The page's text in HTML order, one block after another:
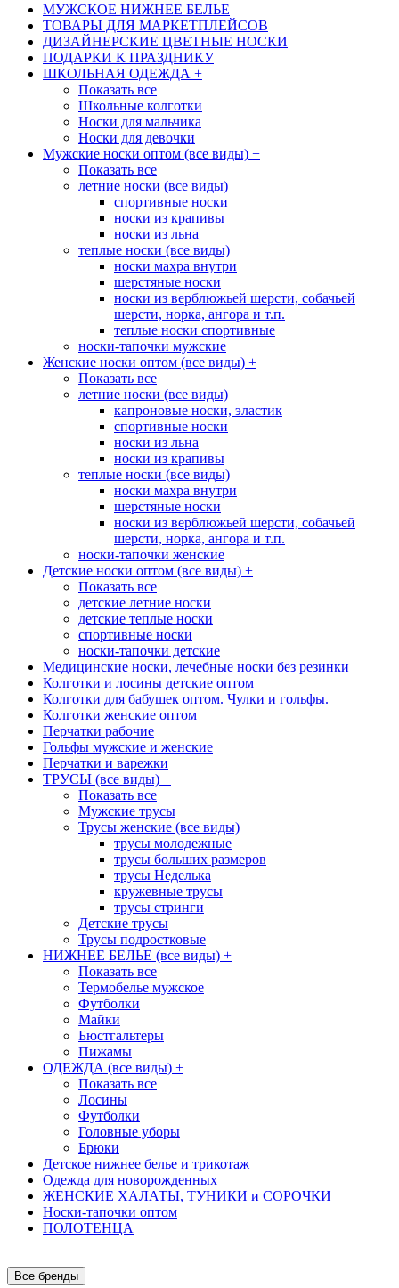
МУЖСКОЕ НИЖНЕЕ БЕЛЬЕ
ТОВАРЫ ДЛЯ МАРКЕТПЛЕЙСОВ
ДИЗАЙНЕРСКИЕ ЦВЕТНЫЕ НОСКИ
ПОДАРКИ К ПРАЗДНИКУ
ШКОЛЬНАЯ ОДЕЖДА +
Показать все
Школьные колготки
Носки для мальчика
Носки для девочки
Мужские носки оптом (все виды) +
Показать все
летние носки (все виды)
спортивные носки
носки из крапивы
носки из льна
теплые носки (все виды)
носки махра внутри
шерстяные носки
носки из верблюжьей шерсти, собачьей
шерсти, норка, ангора и т.п.
теплые носки спортивные
носки-тапочки мужские
Женские носки оптом (все виды) +
Показать все
летние носки (все виды)
капроновые носки, эластик
спортивные носки
носки из льна
носки из крапивы
теплые носки (все виды)
носки махра внутри
шерстяные носки
носки из верблюжьей шерсти, собачьей
шерсти, норка, ангора и т.п.
носки-тапочки женские
Детские носки оптом (все виды) +
Показать все
детские летние носки
детские теплые носки
спортивные носки
носки-тапочки детские
Медицинские носки, лечебные носки без резинки
Колготки и лосины детские оптом
Колготки для бабушек оптом. Чулки и гольфы.
Колготки женские оптом
Перчатки рабочие
Гольфы мужские и женские
Перчатки и варежки
ТРУСЫ (все виды) +
Показать все
Мужские трусы
Трусы женские (все виды)
трусы молодежные
трусы больших размеров
трусы Неделька
кружевные трусы
трусы стринги
Детские трусы
Трусы подростковые
НИЖНЕЕ БЕЛЬЕ (все виды) +
Показать все
Термобелье мужское
Футболки
Майки
Бюстгальтеры
Пижамы
ОДЕЖДА (все виды) +
Показать все
Лосины
Футболки
Головные уборы
Брюки
Детское нижнее белье и трикотаж
Одежда для новорожденных
ЖЕНСКИЕ ХАЛАТЫ, ТУНИКИ и СОРОЧКИ
Носки-тапочки оптом
ПОЛОТЕНЦА
Все бренды